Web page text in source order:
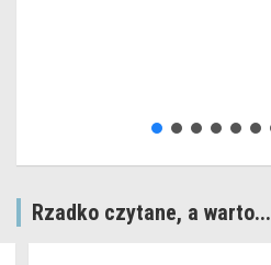
Rzadko czytane, a warto...